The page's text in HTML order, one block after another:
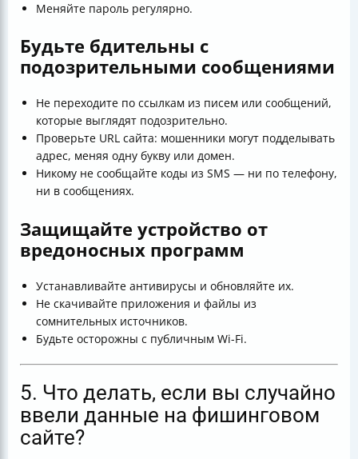
Меняйте пароль регулярно.
Будьте бдительны с
подозрительными сообщениями
Не переходите по ссылкам из писем или сообщений,
которые выглядят подозрительно.
Проверьте URL сайта: мошенники могут подделывать
адрес, меняя одну букву или домен.
Никому не сообщайте коды из SMS — ни по телефону,
ни в сообщениях.
Защищайте устройство от
вредоносных программ
Устанавливайте антивирусы и обновляйте их.
Не скачивайте приложения и файлы из
сомнительных источников.
Будьте осторожны с публичным Wi-Fi.
5. Что делать, если вы случайно
ввели данные на фишинговом
сайте?